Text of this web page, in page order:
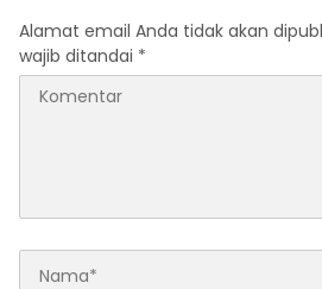
Alamat email Anda tidak akan
wajib ditandai *